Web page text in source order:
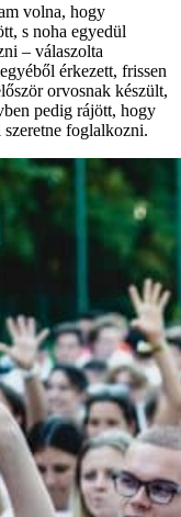
volna, hogy
s noha egyedül
– válaszolta
érkezett, frissen
orvosnak készült,
pedig rájött, hogy
foglalkozni.